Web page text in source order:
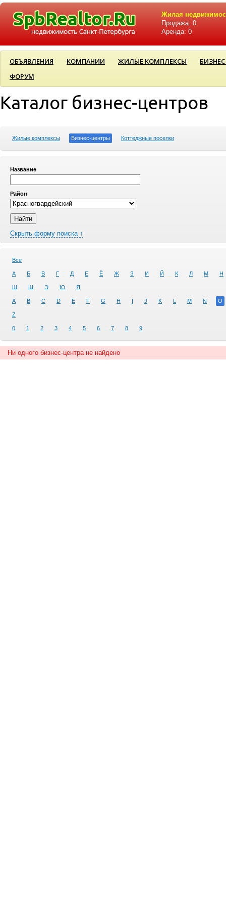
Жилая
Продажа: 0
Аренда: 0
ОБЪЯВЛЕНИЯ КОМПАНИИ ЖИЛЫЕ КОМПЛЕКСЫ
ФОРУМ
Каталог бизнес-центров
Жилые комплексы Бизнес-центры Коттеджные поселки
Название
Район
Скрыть форму поиска ↑
Все
А Б В Г Д Е Ё Ж З И Й К Л М Н
Ш Щ Э Ю Я
A B C D E F G H I J K L M N O
Z
0 1 2 3 4 5 6 7 8 9
Ни одного бизнес-центра не найдено